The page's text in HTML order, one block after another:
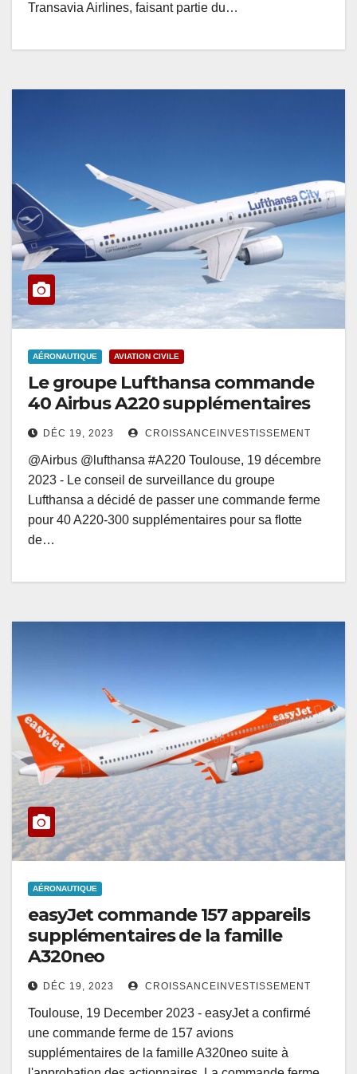
Transavia Airlines, faisant partie du…
AÉRONAUTIQUE AVIATION CIVILE
Le groupe Lufthansa commande
40 Airbus A220 supplémentaires
DÉC 19, 2023 CROISSANCEINVESTISSEMENT
@Airbus @lufthansa #A220 Toulouse, 19 décembre
2023 - Le conseil de surveillance du groupe
Lufthansa a décidé de passer une commande ferme
pour 40 A220-300 supplémentaires pour sa flotte
de…
AÉRONAUTIQUE
easyJet commande 157 appareils
supplémentaires de la famille
A320neo
DÉC 19, 2023 CROISSANCEINVESTISSEMENT
Toulouse, 19 December 2023 - easyJet a confirmé
une commande ferme de 157 avions
supplémentaires de la famille A320neo suite à